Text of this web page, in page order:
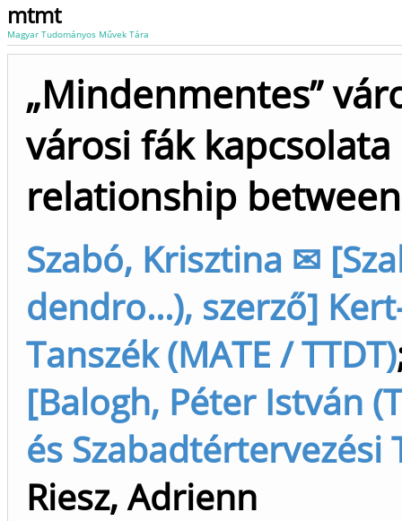
mtmt
Magyar Tudományos Művek Tára
„Mindenmentes”
városi fák
relationship
Szabó, Krisztina ✉
dendro...), szerző]
Tanszék (MATE / TTDT)
[Balogh, Péter István
és Szabadtértervezési
Riesz, Adrienn